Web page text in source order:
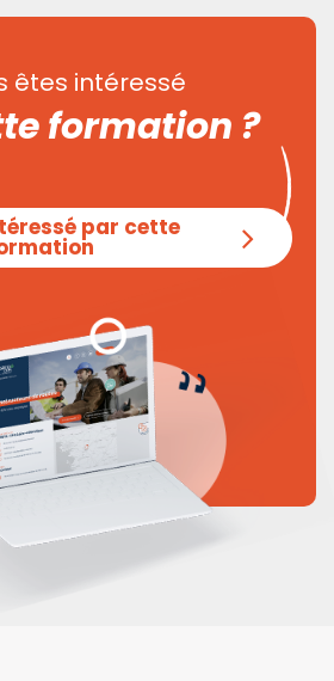
êtes intéressé
formation ?
par cette